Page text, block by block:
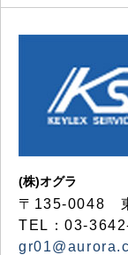
(株)オグラ
〒135-0048
TEL：03-